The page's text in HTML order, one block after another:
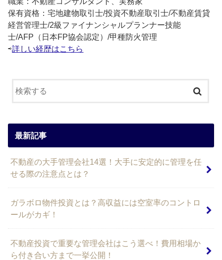
保有資格：宅地建物取引士/投資不動産取引士/不動産賃貸
経営管理士/2級ファイナンシャルプランナー技能
士/AFP（日本FP協会認定）/甲種防火管理
⇨詳しい経歴はこちら
最新記事
不動産の大手管理会社14選！大手に安定的に管理を任
せる際の注意点とは？
ガラボロ物件投資とは？高収益には空室率のコントロ
ールがカギ！
不動産投資で重要な管理会社はこう選べ！費用相場か
ら付き合い方まで一挙公開！